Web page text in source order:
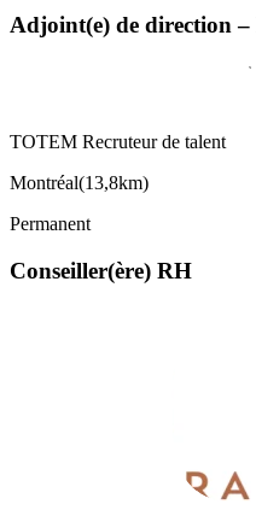
Adjoint(e) de direction –
TOTEM Recruteur de talent
Montréal(13,8km)
Permanent
Conseiller(ère) RH